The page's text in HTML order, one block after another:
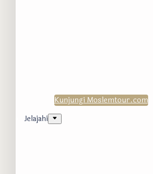
Kunjungi Moslemtour.com
Jelajahi